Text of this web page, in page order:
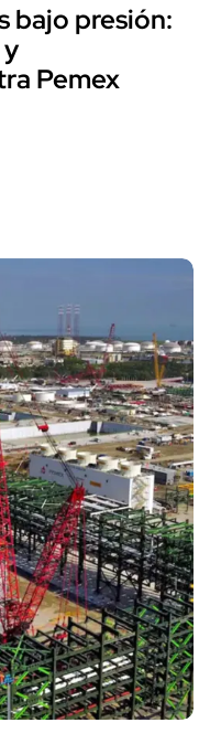
bajo presión:
Pemex